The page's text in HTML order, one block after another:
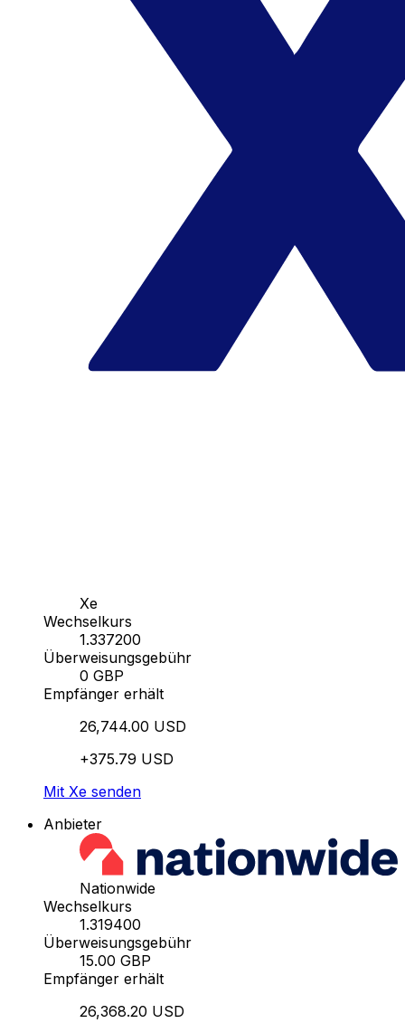
Xe
Wechselkurs
1.337200
Überweisungsgebühr
0 GBP
Empfänger erhält
26,744.00 USD
+375.79 USD
Mit Xe senden
Anbieter
Nationwide
Wechselkurs
1.319400
Überweisungsgebühr
15.00 GBP
Empfänger erhält
26,368.20 USD